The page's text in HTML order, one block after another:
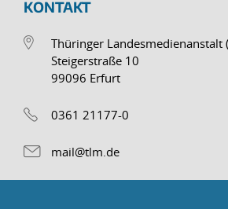
KONTAKT
Thüringer Landesmedienanstalt
Steigerstraße 10
99096 Erfurt
0361 21177-0
mail@tlm.de